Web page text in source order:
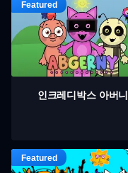
인크레디박스 아버니